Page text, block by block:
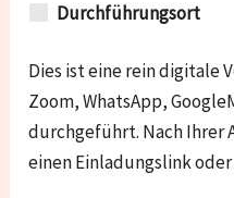
Durchführungsort
Dies ist eine rein digitale
Zoom, WhatsApp,
durchgeführt. Nach Ihrer
einen Einladungslink